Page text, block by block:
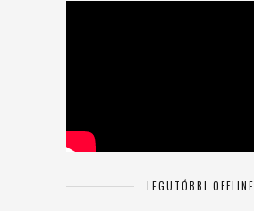
LEGUTÓBBI OFFLINE